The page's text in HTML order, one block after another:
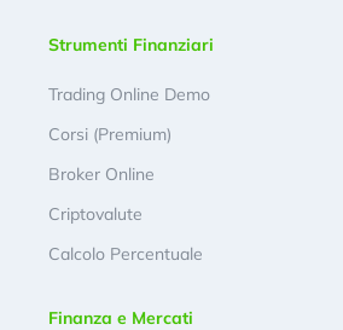
Strumenti Finanziari
Trading Online Demo
Corsi (Premium)
Broker Online
Criptovalute
Calcolo Percentuale
Finanza e Mercati